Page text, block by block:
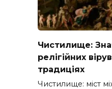
Чистилище:
релігійних
традиціях
Чистилище: міст